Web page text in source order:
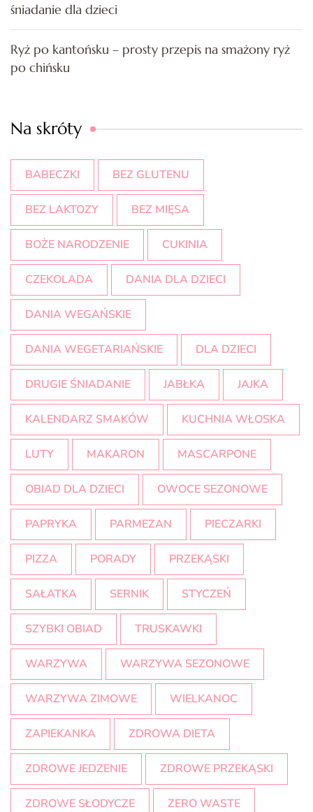
śniadanie dla dzieci
Ryż po kantońsku – prosty przepis na smażony ryż
po chińsku
Na skróty
BABECZKI BEZ GLUTENU
BEZ LAKTOZY BEZ MIĘSA
BOŻE NARODZENIE CUKINIA
CZEKOLADA DANIA DLA DZIECI
DANIA WEGAŃSKIE
DANIA WEGETARIAŃSKIE DLA DZIECI
DRUGIE ŚNIADANIE JABŁKA JAJKA
KALENDARZ SMAKÓW KUCHNIA WŁOSKA
LUTY MAKARON MASCARPONE
OBIAD DLA DZIECI OWOCE SEZONOWE
PAPRYKA PARMEZAN PIECZARKI
PIZZA PORADY PRZEKĄSKI
SAŁATKA SERNIK STYCZEŃ
SZYBKI OBIAD TRUSKAWKI
WARZYWA WARZYWA SEZONOWE
WARZYWA ZIMOWE WIELKANOC
ZAPIEKANKA ZDROWA DIETA
ZDROWE JEDZENIE ZDROWE PRZEKĄSKI
ZDROWE SŁODYCZE ZERO WASTE